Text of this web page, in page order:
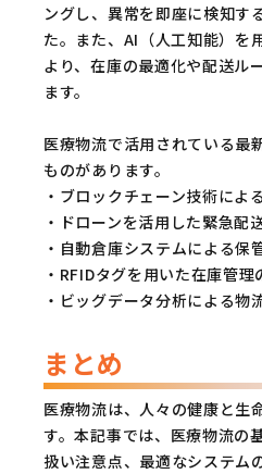
ングし、異常を即座に検知す
た。また、AI（人工知能）を
より、在庫の最適化や配送ル
ます。
医療物流で活用されている最
ものがあります。
・ブロックチェーン技術によ
・ドローンを活用した緊急配
・自動倉庫システムによる保
・RFIDタグを用いた在庫管理
・ビッグデータ分析による物
まとめ
医療物流は、人々の健康と生
す。本記事では、医療物流の
扱い注意点、最適なシステム